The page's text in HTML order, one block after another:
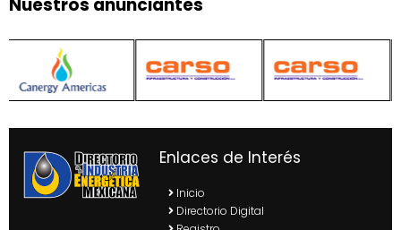
Nuestros anunciantes
Enlaces de Interés
Inicio
Directorio Digital